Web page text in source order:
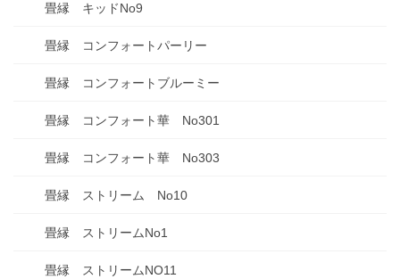
畳縁 キッドNo9
畳縁 コンフォートパーリー
畳縁 コンフォートブルーミー
畳縁 コンフォート華 No301
畳縁 コンフォート華 No303
畳縁 ストリーム No10
畳縁 ストリームNo1
畳縁 ストリームNO11